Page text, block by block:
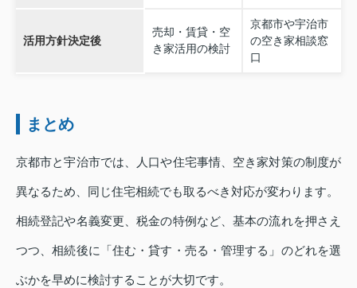
活用方針決定後
売却・賃貸・空
き家活用の検討
京都市や宇治市
の空き家相談窓
口
まとめ
京都市と宇治市では、人口や住宅事情、空き家対策の制度が
異なるため、同じ住宅相続でも取るべき対応が変わります。
相続登記や名義変更、税金の特例など、基本の流れを押さえ
つつ、相続後に「住む・貸す・売る・管理する」のどれを選
ぶかを早めに検討することが大切です。